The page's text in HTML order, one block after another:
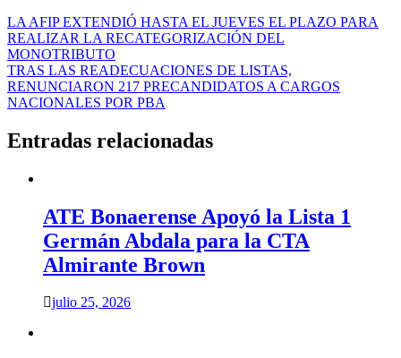
Navegación
de
entradas
LA AFIP EXTENDIÓ HASTA EL JUEVES EL PLAZO PARA
REALIZAR LA RECATEGORIZACIÓN DEL
MONOTRIBUTO
TRAS LAS READECUACIONES DE LISTAS,
RENUNCIARON 217 PRECANDIDATOS A CARGOS
NACIONALES POR PBA
Entradas relacionadas
ATE Bonaerense Apoyó la Lista 1
Germán Abdala para la CTA
Almirante Brown
julio 25, 2026